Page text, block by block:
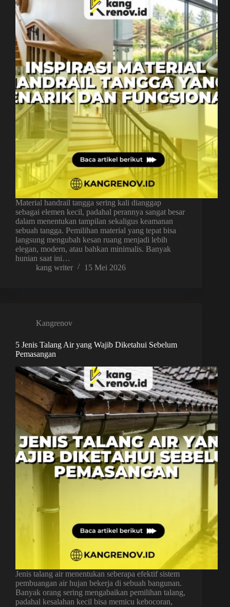
Material handrail tangga sering kali dianggap
sebagai elemen kecil, padahal perannya sangat besar
dalam menentukan tampilan sekaligus keamanan
sebuah tangga. Pemilihan material yang tepat bisa
langsung mengubah kesan ruang menjadi lebih
elegan, modern, atau bahkan minimalis. Banyak
hunian saat ini…
kang writer
15 Mei 2026
Kangrenov
5 Jenis Talang Air yang Wajib Diketahui Sebelum
Pemasangan
Jenis talang air menentukan seberapa efektif sistem
pembuangan air hujan bekerja di sebuah bangunan.
Banyak orang sering mengabaikan pemilihan talang,
padahal kesalahan kecil bisa memicu kebocoran,